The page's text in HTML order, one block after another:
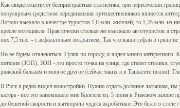
Как свидетельствует беспристрастная статистика, при пересечении
популярным средством передвижения путешественников является
Латвии выехало в качестве туристов 1,8 млн. жителей, то 1,35 млн. из
кресле мотоцикла. Практически столько же въезжало автотуристов в
них 7,5 тыс. - с асфальтовым покрытием. Так что ваши туфли в грязи не
Но не будем отвлекаться. Гуляя по городу, я видел много
питания (ЗОП). ЗОП - это просто точка на улице, где ставят столики,
рижский бальзам и многое другое (сейчас таких и в Ташкенте полно).
В Риге я редко видел новостройки. Нужно отдать должное латышам, им
катера - все это напоминало мне Копенгаген. 5 июня в Рижском заливе
до бешеной скорости и вытворяли чудеса акробатики. Это было в